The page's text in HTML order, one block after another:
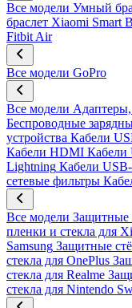
Все модели Умный
браслет Xiaomi Smart
Fitbit Air
Все модели GoPro
Все модели
Беспроводные
устройства Кабели
Кабели HDMI Кабели
Lightning Кабели
сетевые фильтры
Все модели Защитные
пленки и стекла для
Samsung Защитные
стекла для OnePlus
стекла для Realme
стекла для Nintendo